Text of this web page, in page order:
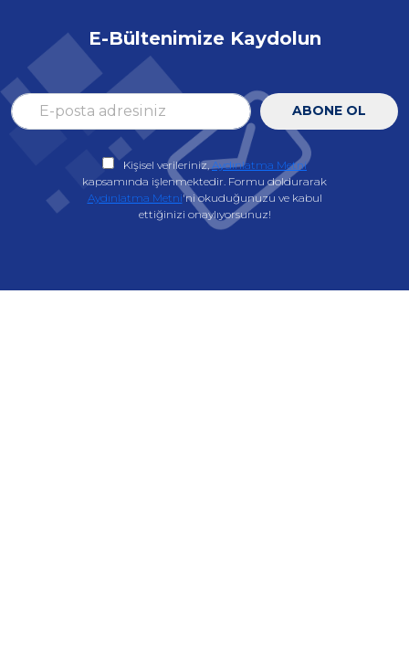
E-Bültenimize Kaydolun
ABONE OL
Kişisel verileriniz,Aydınlatma Metni
kapsamında işlenmektedir. Formu doldurarak
Aydınlatma Metni'ni okuduğunuzu ve kabul
ettiğinizi onaylıyorsunuz!